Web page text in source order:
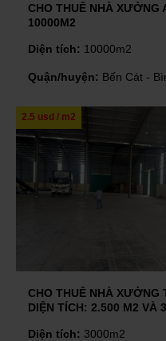
CHO THUÊ NHÀ XƯỞNG
10000M2
Diện tích: 10000m2
Quận/huyện: Bến Cát -
2.5 usd / m2
CHO THUÊ NHÀ XƯỞNG
DIỆN TÍCH: 2.500 M2 VÀ
Diện tích: 3000m2